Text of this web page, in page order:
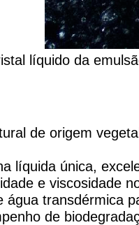
líquido da
de origem
líquida única,
e viscosidade
água transdérmica
de